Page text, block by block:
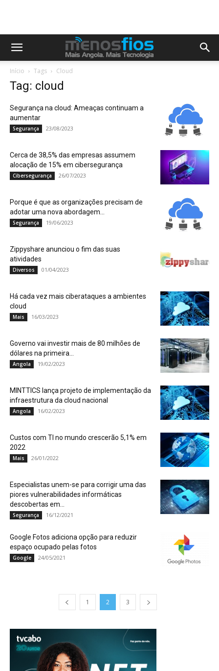
Início Tags Cloud
Tag: cloud
Segurança na cloud: Ameaças continuam a
aumentar
Segurança 23/08/2023
Cerca de 38,5% das empresas assumem
alocação de 15% em cibersegurança
Cibersegurança 26/07/2023
Porque é que as organizações precisam de
adotar uma nova abordagem...
Segurança 19/06/2023
Zippyshare anunciou o fim das suas
atividades
Diversos 01/04/2023
Há cada vez mais ciberataques a ambientes
cloud
Mais 16/03/2023
Governo vai investir mais de 80 milhões de
dólares na primeira...
Angola 19/02/2023
MINTTICS lança projeto de implementação da
infraestrutura da cloud nacional
Angola 16/02/2023
Custos com TI no mundo crescerão 5,1% em
2022
Mais 26/01/2022
Especialistas unem-se para corrigir uma das
piores vulnerabilidades informáticas
descobertas em...
Segurança 16/12/2021
Google Fotos adiciona opção para reduzir
espaço ocupado pelas fotos
Google 24/05/2021
1 2 3